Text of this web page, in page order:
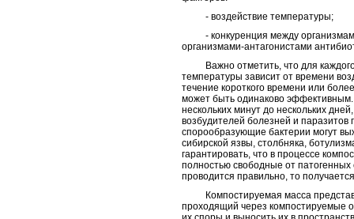
- воздействие температуры;
- конкуренция между
организмами-антагонистами
Важно отметить, что для каждого
температуры зависит от времени
течение короткого времени или
может быть одинаково
нескольких минут до нескольких
возбудителей болезней и паразитов
спорообразующие бактерии могут
сибирской язвы, столбняка,
гарантировать, что в процессе
полностью свободные от
проводится правильно, то
Компостируемая масса
проходящий через компостируемые